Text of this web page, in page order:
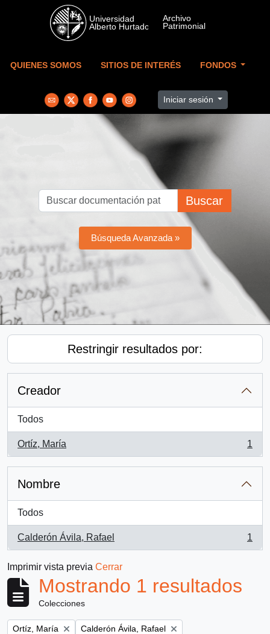
Skip to main content
QUIENES SOMOS SITIOS DE INTERÉS FONDOS
Iniciar sesión
Buscar
Búsqueda Avanzada »
Restringir resultados por:
Creador
Todos
Ortíz, María
, 1 resultados
1
Nombre
Todos
Calderón Ávila, Rafael
, 1 resultados
1
Imprimir vista previa Cerrar
Mostrando 1 resultados
Colecciones
Remove filter:
Ortíz, María Remove filter:
Calderón Ávila, Rafael